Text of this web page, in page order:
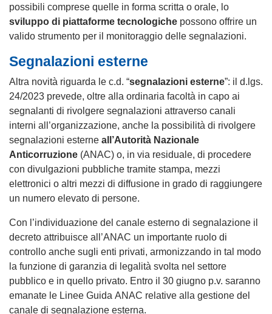
possibili comprese quelle in forma scritta o orale, lo
sviluppo di piattaforme tecnologiche possono offrire un
valido strumento per il monitoraggio delle segnalazioni.
Segnalazioni esterne
Altra novità riguarda le c.d. “segnalazioni esterne”: il d.lgs.
24/2023 prevede, oltre alla ordinaria facoltà in capo ai
segnalanti di rivolgere segnalazioni attraverso canali
interni all’organizzazione, anche la possibilità di rivolgere
segnalazioni esterne all’Autorità Nazionale
Anticorruzione (ANAC) o, in via residuale, di procedere
con divulgazioni pubbliche tramite stampa, mezzi
elettronici o altri mezzi di diffusione in grado di raggiungere
un numero elevato di persone.
Con l’individuazione del canale esterno di segnalazione il
decreto attribuisce all’ANAC un importante ruolo di
controllo anche sugli enti privati, armonizzando in tal modo
la funzione di garanzia di legalità svolta nel settore
pubblico e in quello privato. Entro il 30 giugno p.v. saranno
emanate le Linee Guida ANAC relative alla gestione del
canale di segnalazione esterna.